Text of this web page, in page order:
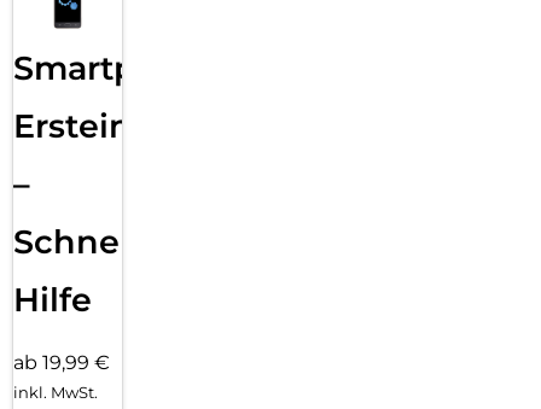
Smartphone
Ersteinrichtung
–
Schnelle
Hilfe
ab 19,99 €
inkl. MwSt.